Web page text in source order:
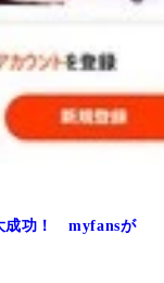
成功！ myfansが